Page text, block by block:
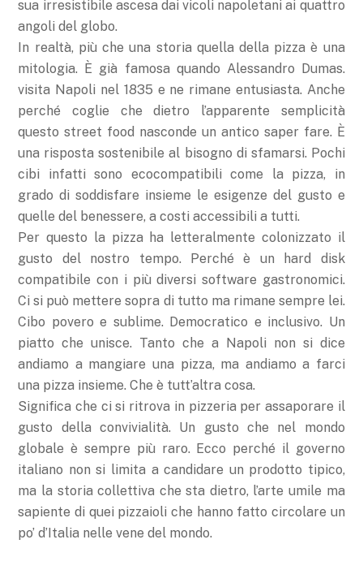
sua irresistibile ascesa dai vicoli napoletani ai quattro
angoli del globo.
In realtà, più che una storia quella della pizza è una
mitologia. È già famosa quando Alessandro Dumas.
visita Napoli nel 1835 e ne rimane entusiasta. Anche
perché coglie che dietro l’apparente semplicità
questo street food nasconde un antico saper fare. È
una risposta sostenibile al bisogno di sfamarsi. Pochi
cibi infatti sono ecocompatibili come la pizza, in
grado di soddisfare insieme le esigenze del gusto e
quelle del benessere, a costi accessibili a tutti.
Per questo la pizza ha letteralmente colonizzato il
gusto del nostro tempo. Perché è un hard disk
compatibile con i più diversi software gastronomici.
Ci si può mettere sopra di tutto ma rimane sempre lei.
Cibo povero e sublime. Democratico e inclusivo. Un
piatto che unisce. Tanto che a Napoli non si dice
andiamo a mangiare una pizza, ma andiamo a farci
una pizza insieme. Che è tutt’altra cosa.
Significa che ci si ritrova in pizzeria per assaporare il
gusto della convivialità. Un gusto che nel mondo
globale è sempre più raro. Ecco perché il governo
italiano non si limita a candidare un prodotto tipico,
ma la storia collettiva che sta dietro, l’arte umile ma
sapiente di quei pizzaioli che hanno fatto circolare un
po’ d’Italia nelle vene del mondo.